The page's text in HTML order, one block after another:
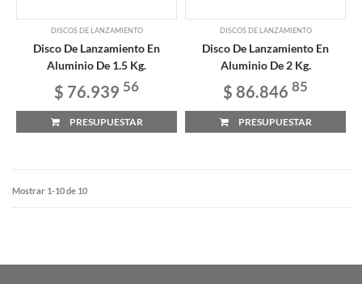
DISCOS DE LANZAMIENTO
Disco De Lanzamiento En
Aluminio De 1.5 Kg.
$ 76.939 56
PRESUPUESTAR
DISCOS DE LANZAMIENTO
Disco De Lanzamiento En
Aluminio De 2 Kg.
$ 86.846 85
PRESUPUESTAR
Mostrar 1-10 de 10